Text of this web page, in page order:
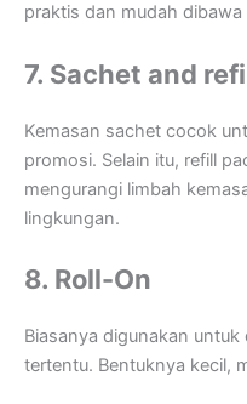
praktis dan mudah dibawa
7. Sachet and
Kemasan sachet cocok
promosi. Selain itu, refill
mengurangi limbah
lingkungan.
8. Roll-On
Biasanya digunakan
tertentu. Bentuknya kecil,